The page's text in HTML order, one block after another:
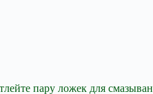
пару ложек для